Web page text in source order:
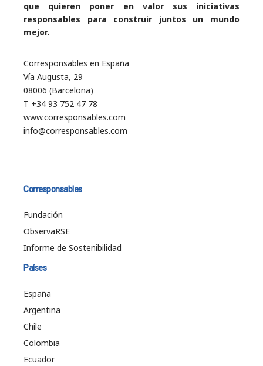
que quieren poner en valor sus iniciativas
responsables para construir juntos un mundo
mejor.
Corresponsables en España
Vía Augusta, 29
08006 (Barcelona)
T +34 93 752 47 78
www.corresponsables.com
info@corresponsables.com
Corresponsables
Fundación
ObservaRSE
Informe de Sostenibilidad
Países
España
Argentina
Chile
Colombia
Ecuador